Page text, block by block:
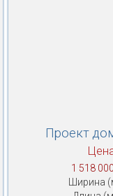
Проект
1 518
Ширина